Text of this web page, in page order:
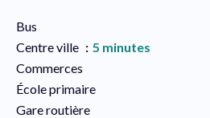
Bus
Centre ville
5 minutes
Commerces
École primaire
Gare routière